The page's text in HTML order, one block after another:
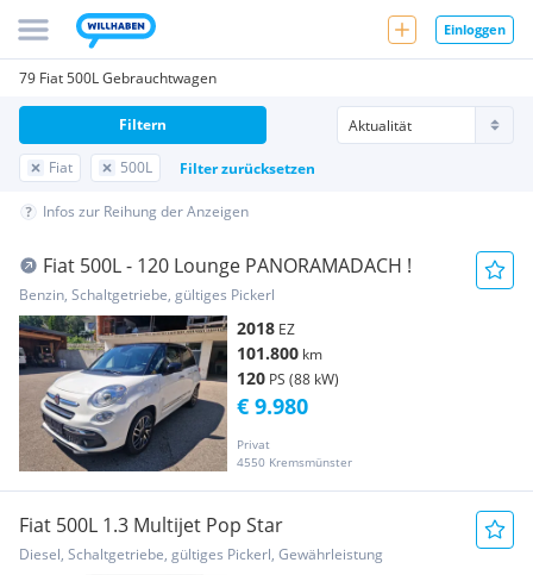
Einloggen
79 Fiat 500L Gebrauchtwagen
Fiat 500L Filter zurücksetzen
Filtern
Infos zur Reihung der Anzeigen
Fiat 500L - 120 Lounge PANORAMADACH !
Benzin, Schaltgetriebe, gültiges Pickerl
2018 EZ
101.800 km
120 PS (88 kW)
Privat
4550 Kremsmünster
€ 9.980
Fiat 500L 1.3 Multijet Pop Star
Diesel, Schaltgetriebe, gültiges Pickerl, Gewährleistung